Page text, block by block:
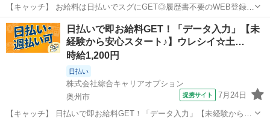
【キャッチ】 お給料は日払いでスグにGET◎履歴書不要のWEB登録
OK！「半導体製造装置の機械設計/開発」高時給3000円！金ケ崎周
辺！20代～40代のスタッフが多数活躍中★ 【コメント】 弊社なら事
前の職場見学が多数！お...
岩手 奥州市 一般事務
日払いで即お給料GET！「データ入力」【未
経験から安心スタート♪】ウレシイ☆土…
時給1,200円
日払い
株式会社綜合キャリアオプション
奥州市
提携サイト 7月24日
【キャッチ】 日払いで即お給料GET！「データ入力」【未経験から安